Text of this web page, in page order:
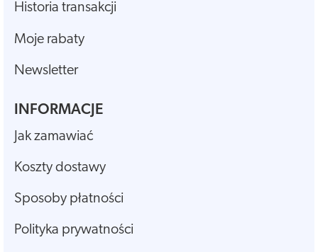
Historia transakcji
Moje rabaty
Newsletter
INFORMACJE
Jak zamawiać
Koszty dostawy
Sposoby płatności
Polityka prywatności